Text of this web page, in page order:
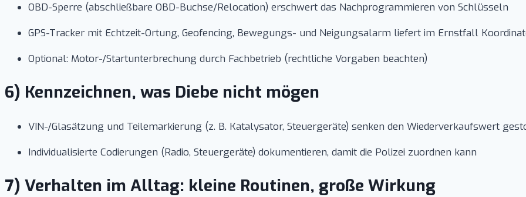
OBD-Sperre (abschließbare OBD-Buchse/Relocation) erschwert das Nachprogrammieren von Schlüsseln
GPS-Tracker mit Echtzeit-Ortung, Geofencing, Bewegungs- und Neigungsalarm liefert im Ernstfall
Optional: Motor-/Startunterbrechung durch Fachbetrieb (rechtliche Vorgaben beachten)
6) Kennzeichnen, was Diebe nicht mögen
VIN-/Glasätzung und Teilemarkierung (z. B. Katalysator, Steuergeräte) senken den Wiederverkaufswert
Individualisierte Codierungen (Radio, Steuergeräte) dokumentieren, damit die Polizei zuordnen kann
7) Verhalten im Alltag: kleine Routinen, große Wirkung